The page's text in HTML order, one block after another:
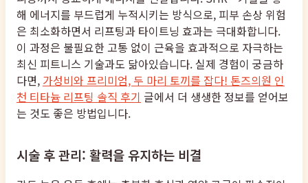
해 에너지를 부드럽게 누적시키는 방식으로, 피부 손상 위험
은 최소화하면서 리프팅과 타이트닝 효과는 극대화합니다.
이 과정은 불필요한 고통 없이 근육을 효과적으로 자극하는
최신 피트니스 기술과도 닮아있습니다. 실제 경험이 궁금하
다면, 가성비와 프리미엄, 두 마리 토끼를 잡다! 톤즈의원 인
천 티타늄 리프팅 솔직 후기 글에서 더 생생한 정보를 얻어보
는 것도 좋은 방법입니다.
시술 후 관리: 활력을 유지하는 비결